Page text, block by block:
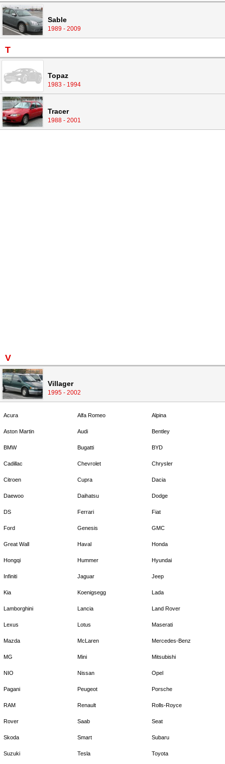
Sable
1989 - 2009
T
Topaz
1983 - 1994
Tracer
1988 - 2001
V
Villager
1995 - 2002
Acura Alfa Romeo Alpina
Aston Martin Audi Bentley
BMW Bugatti BYD
Cadillac Chevrolet Chrysler
Citroen Cupra Dacia
Daewoo Daihatsu Dodge
DS Ferrari Fiat
Ford Genesis GMC
Great Wall Haval Honda
Hongqi Hummer Hyundai
Infiniti Jaguar Jeep
Kia Koenigsegg Lada
Lamborghini Lancia Land Rover
Lexus Lotus Maserati
Mazda McLaren Mercedes-Benz
MG Mini Mitsubishi
NIO Nissan Opel
Pagani Peugeot Porsche
RAM Renault Rolls-Royce
Rover Saab Seat
Skoda Smart Subaru
Suzuki Tesla Toyota